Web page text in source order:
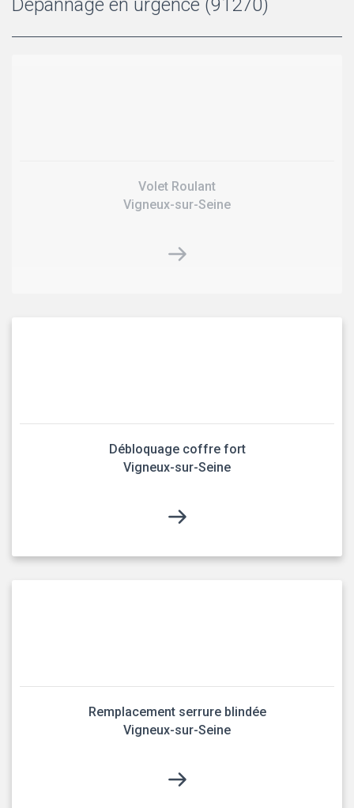
Dépannage en urgence (91270)
Volet Roulant
Vigneux-sur-Seine
Débloquage coffre fort
Vigneux-sur-Seine
Remplacement serrure blindée
Vigneux-sur-Seine